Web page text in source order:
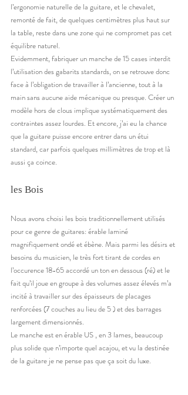
l’ergonomie naturelle de la guitare, et le chevalet,
remonté de fait, de quelques centimètres plus haut sur
la table, reste dans une zone qui ne compromet pas cet
équilibre naturel.
Evidemment, fabriquer un manche de 15 cases interdit
l’utilisation des gabarits standards, on se retrouve donc
face à l’obligation de travailler à l’ancienne, tout à la
main sans aucune aide mécanique ou presque. Créer un
modèle hors de clous implique systématiquement des
contraintes assez lourdes. Et encore, j’ai eu la chance
que la guitare puisse encore entrer dans un étui
standard, car parfois quelques millimètres de trop et là
aussi ça coince.
les Bois
Nous avons choisi les bois traditionnellement utilisés
pour ce genre de guitares: érable laminé
magnifiquement ondé et ébène. Mais parmi les désirs et
besoins du musicien, le très fort tirant de cordes en
l’occurence 18-65 accordé un ton en dessous (ré) et le
fait qu’il joue en groupe à des volumes assez élevés m’a
incité à travailler sur des épaisseurs de placages
renforcées (7 couches au lieu de 5 ) et des barrages
largement dimensionnés.
Le manche est en érable US , en 3 lames, beaucoup
plus solide que n’importe quel acajou, et vu la destinée
de la guitare je ne pense pas que ça soit du luxe.